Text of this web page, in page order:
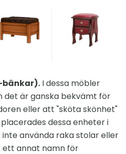
bänkar). I dessa möbler
det är ganska bekvämt för
eller att "sköta skönhet"
dessa enheter i
använda raka stolar eller
ett annat namn för